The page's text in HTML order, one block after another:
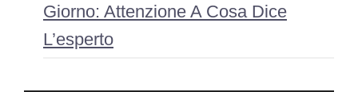
Giorno: Attenzione A Cosa Dice
L’esperto